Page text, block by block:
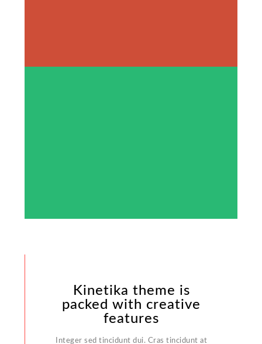
Kinetika theme is
packed with creative
features
Integer sed tincidunt dui. Cras tincidunt at